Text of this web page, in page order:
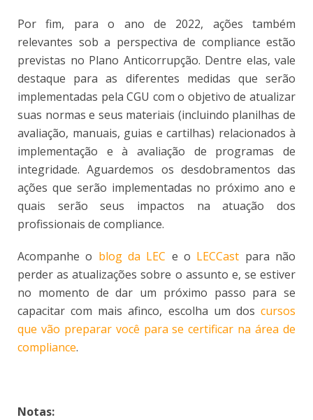
Por fim, para o ano de 2022, ações também
relevantes sob a perspectiva de compliance estão
previstas no Plano Anticorrupção. Dentre elas, vale
destaque para as diferentes medidas que serão
implementadas pela CGU com o objetivo de atualizar
suas normas e seus materiais (incluindo planilhas de
avaliação, manuais, guias e cartilhas) relacionados à
implementação e à avaliação de programas de
integridade. Aguardemos os desdobramentos das
ações que serão implementadas no próximo ano e
quais serão seus impactos na atuação dos
profissionais de compliance.
Acompanhe o blog da LEC e o LECCast para não
perder as atualizações sobre o assunto e, se estiver
no momento de dar um próximo passo para se
capacitar com mais afinco, escolha um dos cursos
que vão preparar você para se certificar na área de
compliance.
Notas: